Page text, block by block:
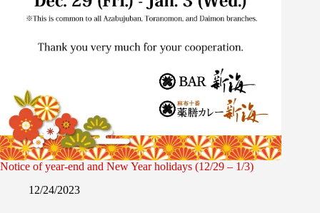
Notice of year-end and New Year holidays (12/29 – 1/3)
12/24/2023